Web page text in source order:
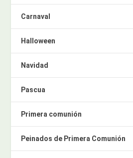
Carnaval
Halloween
Navidad
Pascua
Primera comunión
Peinados de Primera Comunión